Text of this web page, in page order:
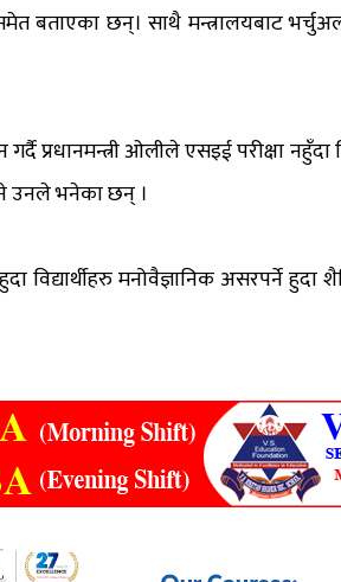
बताएका छन्। साथै मन्त्रालयबाट
गर्दै प्रधानमन्त्री ओलीले एसइई परीक्षा
उनले भनेका छन् ।
विद्यार्थीहरु मनोवैज्ञानिक असरपर्ने